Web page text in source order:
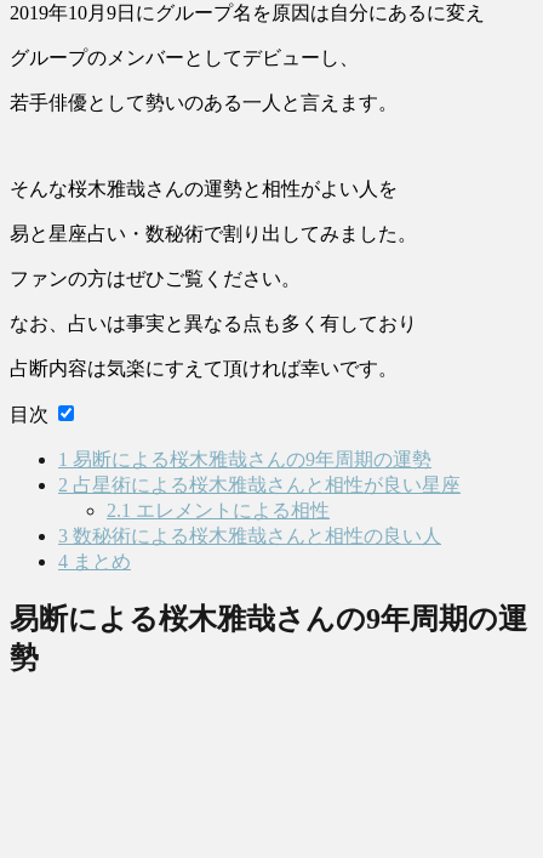
2019年10月9日にグループ名を原因は自分にあるに変え
グループのメンバーとしてデビューし、
若手俳優として勢いのある一人と言えます。
そんな桜木雅哉さんの運勢と相性がよい人を
易と星座占い・数秘術で割り出してみました。
ファンの方はぜひご覧ください。
なお、占いは事実と異なる点も多く有しており
占断内容は気楽にすえて頂ければ幸いです。
目次
1 易断による桜木雅哉さんの9年周期の運勢
2 占星術による桜木雅哉さんと相性が良い星座
2.1 エレメントによる相性
3 数秘術による桜木雅哉さんと相性の良い人
4 まとめ
易断による桜木雅哉さんの9年周期の運
勢